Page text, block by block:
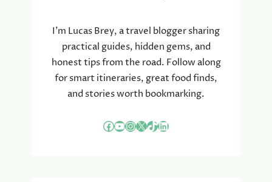
I’m Lucas Brey, a travel blogger sharing
practical guides, hidden gems, and
honest tips from the road. Follow along
for smart itineraries, great food finds,
and stories worth bookmarking.
Facebook YouTube InstagramX TikTok LinkedIn